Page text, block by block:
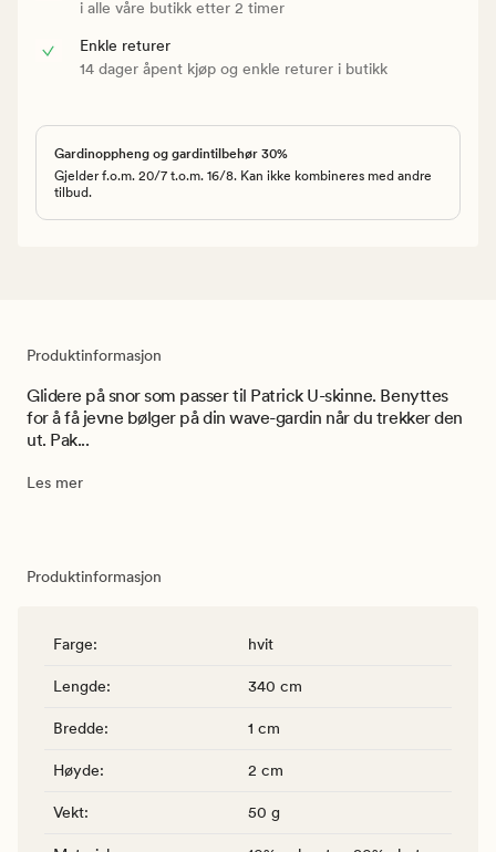
i alle våre butikk etter 2 timer
Enkle returer
14 dager åpent kjøp og enkle returer i butikk
Gardinoppheng og gardintilbehør 30%
Gjelder f.o.m. 20/7 t.o.m. 16/8. Kan ikke kombineres med andre
tilbud.
Produktinformasjon
Glidere på snor som passer til Patrick U-skinne. Benyttes
for å få jevne bølger på din wave-gardin når du trekker den
ut. Pak...
Les mer
Produktinformasjon
Farge: hvit
Lengde: 340 cm
Bredde: 1 cm
Høyde: 2 cm
Vekt: 50 g